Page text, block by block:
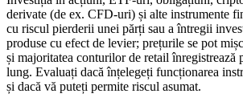
derivate (de ex. CFD-uri) și alte instrumente
cu riscul pierderii unei părți sau a întregii
produse cu efect de levier; prețurile se pot
și majoritatea conturilor de retail înregistrează
lung. Evaluați dacă înțelegeți funcționarea
și dacă vă puteți permite riscul asumat.